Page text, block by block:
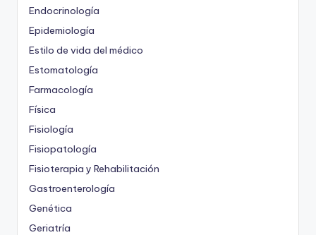
Endocrinología
Epidemiología
Estilo de vida del médico
Estomatología
Farmacología
Física
Fisiología
Fisiopatología
Fisioterapia y Rehabilitación
Gastroenterología
Genética
Geriatría